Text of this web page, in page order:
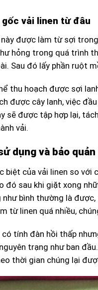
gốc vải linen từ đâu
này được làm từ sợi
hỏng trong quá trình
Sau đó lấy phần ruột
thu hoạch được sợi
được cây lanh, việc
sẽ được tập hợp lại,
vải.
dụng và bảo quản
biệt của vải linen so với
đó sau khi giặt xong
như bình thường là
từ linen quá nhiều,
có tính đàn hồi thấp
trạng như ban
thời gian chúng lại